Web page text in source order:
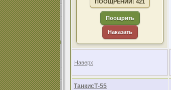
ПООЩРЕНИЙ: 421
Поощрить
Наказать
Наверх
ТанкисТ-55